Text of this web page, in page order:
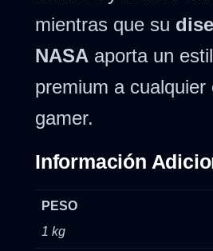
mientras que su
NASA aporta un
premium a cualquier
gamer.
Información
PESO
1 kg